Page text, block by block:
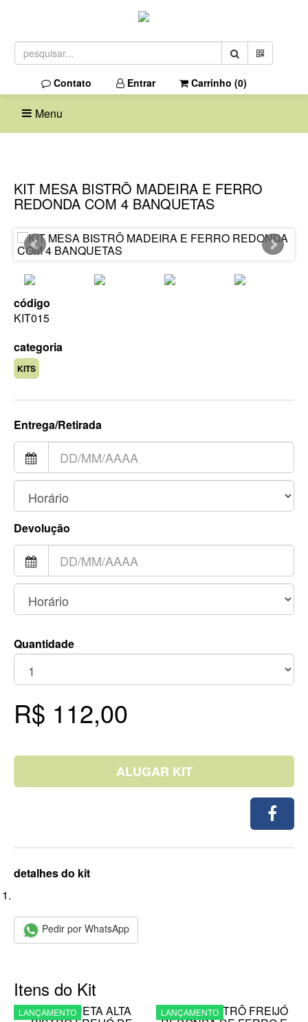
Contato Entrar Carrinho (0)
Menu
KIT MESA BISTRÔ MADEIRA E FERRO
REDONDA COM 4 BANQUETAS
código
KIT015
categoria
KITS
Entrega/Retirada
Devolução
Quantidade
R$ 112,00
ALUGAR KIT
detalhes do kit
Pedir por WhatsApp
Itens do Kit
LANÇAMENTO LANÇAMENTO